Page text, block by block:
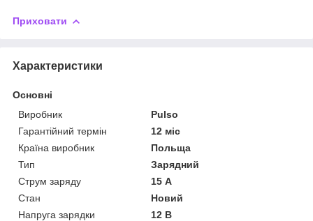
Приховати
Характеристики
Основні
Виробник
Pulso
Гарантійний термін
12 міс
Країна виробник
Польща
Тип
Зарядний
Струм заряду
15 А
Стан
Новий
Напруга зарядки
12 В